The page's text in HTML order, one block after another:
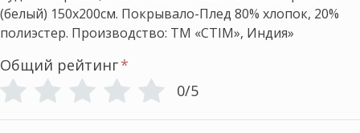
(белый) 150х200см. Покрывало-Плед 80% хлопок, 20%
полиэстер. Производство: ТМ «CTIM», Индия»
Общий рейтинг*
0/5